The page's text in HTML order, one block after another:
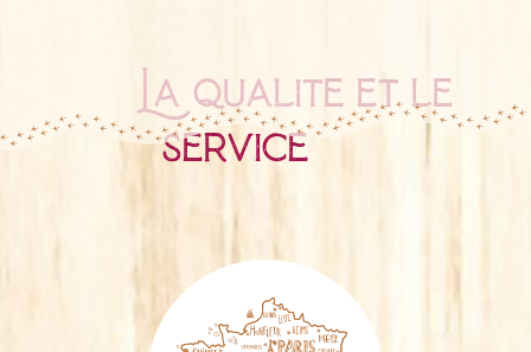
La qualité et le
service